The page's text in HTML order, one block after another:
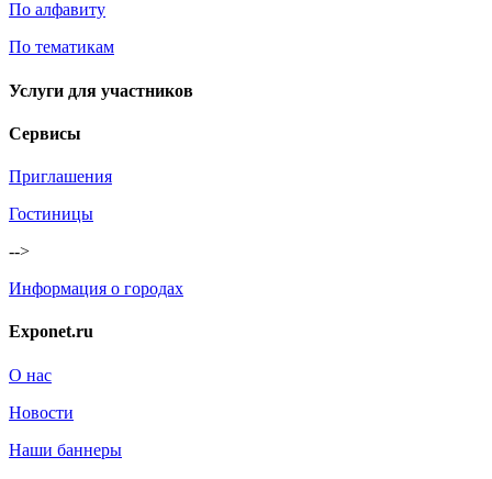
По алфавиту
По тематикам
Услуги для участников
Сервисы
Приглашения
Гостиницы
-->
Информация о городах
Exponet.ru
О нас
Новости
Наши баннеры